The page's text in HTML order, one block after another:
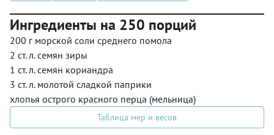
Ингредиенты на 250 порций
200 г морской соли среднего помола
2 ст. л. семян зиры
1 ст. л. семян кориандра
3 ст. л. молотой сладкой паприки
хлопья острого красного перца (мельница)
Таблица мер и весов